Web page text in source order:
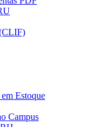
Estoque
Campus